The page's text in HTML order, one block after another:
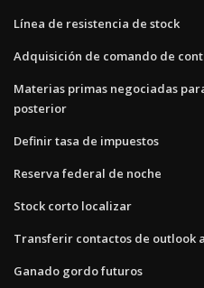
Línea de resistencia de stock
Adquisición de comando de
Materias primas negociadas
posterior
Definir tasa de impuestos
Reserva federal de noche
Stock corto localizar
Transferir contactos de outlook
Ganado gordo futuros